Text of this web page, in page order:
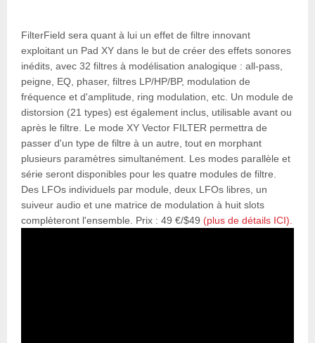
FilterField sera quant à lui un effet de filtre innovant
exploitant un Pad XY dans le but de créer des effets sonores
inédits, avec 32 filtres à modélisation analogique : all-pass,
peigne, EQ, phaser, filtres LP/HP/BP, modulation de
fréquence et d'amplitude, ring modulation, etc. Un module de
distorsion (21 types) est également inclus, utilisable avant ou
après le filtre. Le mode XY Vector FILTER permettra de
passer d'un type de filtre à un autre, tout en morphant
plusieurs paramètres simultanément. Les modes parallèle et
série seront disponibles pour les quatre modules de filtre.
Des LFOs individuels par module, deux LFOs libres, un
suiveur audio et une matrice de modulation à huit slots
complèteront l'ensemble. Prix : 49 €/$49 (plus de détails ICI).